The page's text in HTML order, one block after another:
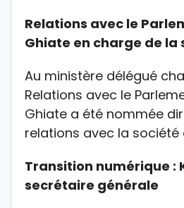
Relations avec le
Ghiate en charge de la
Au ministère délégué
Relations avec le
Ghiate a été nommée
relations avec la société
Transition numérique :
secrétaire générale